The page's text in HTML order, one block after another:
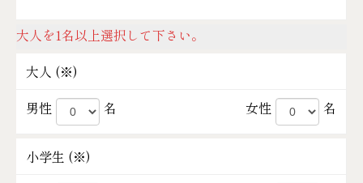
大人を1名以上選択して下さい。
大人 (※)
男性
名 女性 名
小学生 (※)